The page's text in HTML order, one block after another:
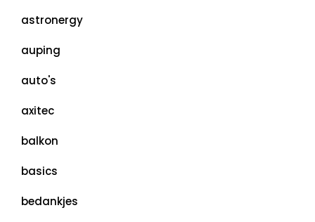
astronergy
auping
auto's
axitec
balkon
basics
bedankjes